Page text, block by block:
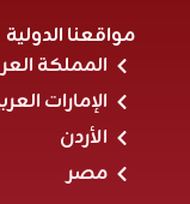
مواقعنا الدولية
المملكة
الإمارات
الأردن
مصر